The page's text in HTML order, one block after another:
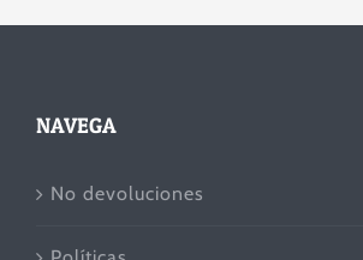
NAVEGA
No devoluciones